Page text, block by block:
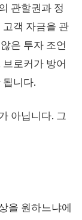
관할권과 정
객 자금을 관
은 투자 조언
로커가 방어
니다.
아닙니다. 그
을 원하느냐에